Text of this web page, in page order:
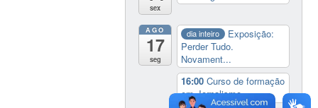
sex
AGO
17
seg
dia inteiro
Exposição:
Perder Tudo.
Novament...
16:00Curso de formação
em Jornalismo ...